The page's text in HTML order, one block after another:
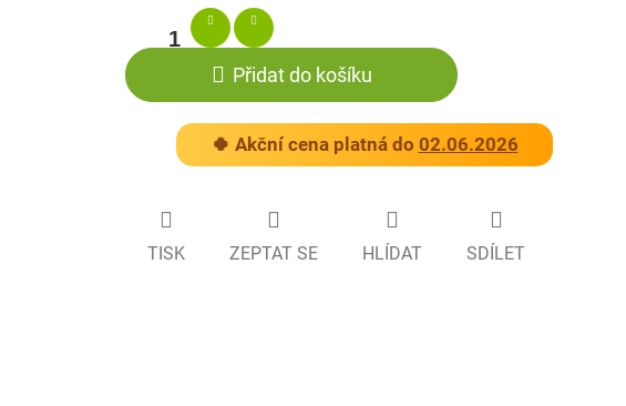
Přidat do košíku
🍀 Akční cena platná do 02.06.2026
TISK ZEPTAT SE HLÍDAT SDÍLET